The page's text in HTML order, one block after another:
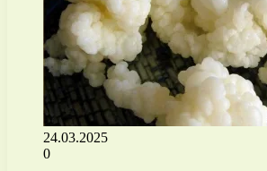
24.03.2025
0